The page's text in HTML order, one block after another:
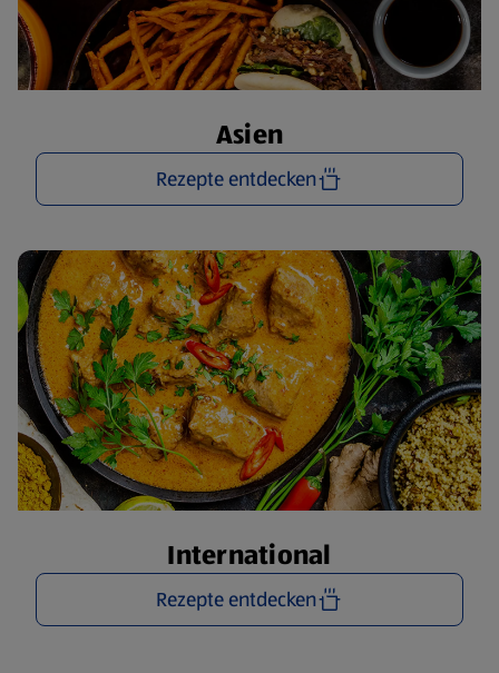
Asien
Rezepte entdecken
International
Rezepte entdecken